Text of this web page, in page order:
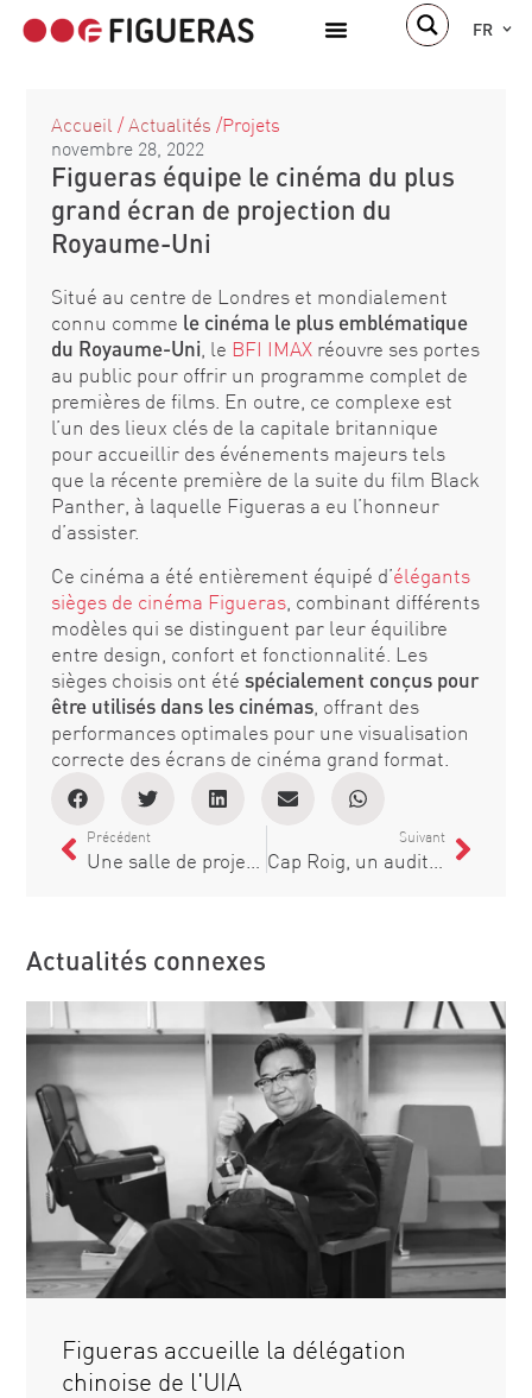
FR
Accueil /Actualités /Projets
novembre 28, 2022
Figueras équipe le cinéma du plus
grand écran de projection du
Royaume-Uni
Situé au centre de Londres et mondialement
connu comme le cinéma le plus emblématique
du Royaume-Uni, le BFI IMAXréouvre ses portes
au public pour offrir un programme complet de
premières de films. En outre, ce complexe est
l’un des lieux clés de la capitale britannique
pour accueillir des événements majeurs tels
que la récente première de la suite du film Black
Panther, à laquelle Figueras a eu l’honneur
d’assister.
Ce cinéma a été entièrement équipé d’élégants
sièges de cinéma Figueras, combinant différents
modèles qui se distinguent par leur équilibre
entre design, confort et fonctionnalité. Les
sièges choisis ont été spécialement conçus pour
être utilisés dans les cinémas, offrant des
performances optimales pour une visualisation
correcte des écrans de cinéma grand format.
Précédent Suivant
Actualités connexes
Figueras accueille la délégation
chinoise de l'UIA